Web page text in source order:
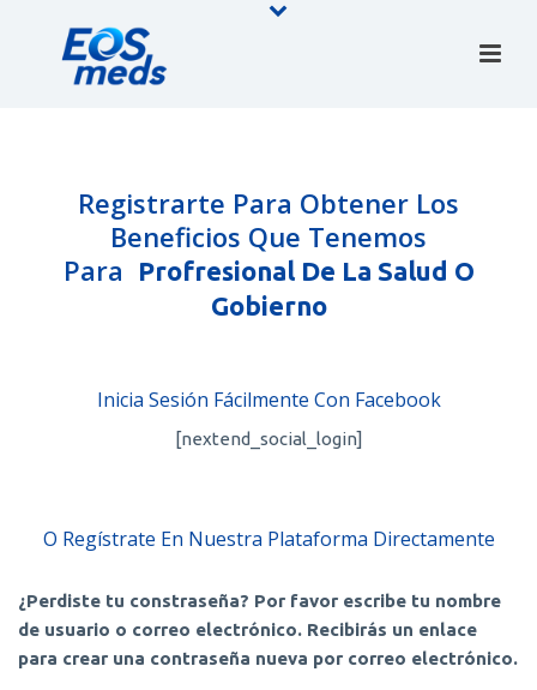
Registrarte Para Obtener Los
Beneficios Que Tenemos
Para
Profresional De La Salud O
Gobierno
Inicia Sesión Fácilmente Con Facebook
[nextend_social_login]
O Regístrate En Nuestra Plataforma Directamente
¿Perdiste tu constraseña? Por favor escribe tu nombre
de usuario o correo electrónico. Recibirás un enlace
para crear una contraseña nueva por correo electrónico.